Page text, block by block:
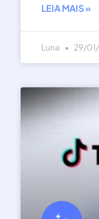
LEIA MAIS »
Luna 29/